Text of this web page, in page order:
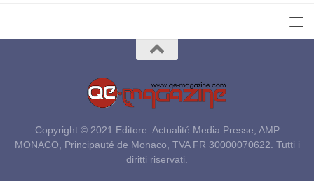
Copyright © 2021 Editore: Actualité Media Presse, AMP
MONACO, Principauté de Monaco, TVA FR 30000070622. Tutti i
diritti riservati.